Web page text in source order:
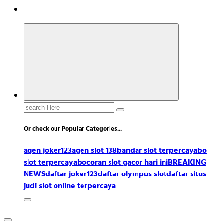
Search
Or check our Popular Categories...
agen joker123agen slot 138bandar slot terpercayabo
slot terpercayabocoran slot gacor hari iniBREAKING
NEWSdaftar joker123daftar olympus slotdaftar situs
judi slot online terpercaya